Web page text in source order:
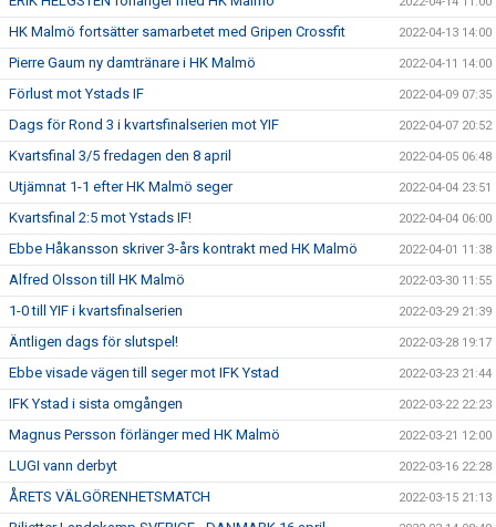
HK Malmö fortsätter samarbetet med Gripen Crossfit 2022-04-13 14:00
Pierre Gaum ny damtränare i HK Malmö 2022-04-11 14:00
Förlust mot Ystads IF 2022-04-09 07:35
Dags för Rond 3 i kvartsfinalserien mot YIF 2022-04-07 20:52
Kvartsfinal 3/5 fredagen den 8 april 2022-04-05 06:48
Utjämnat 1-1 efter HK Malmö seger 2022-04-04 23:51
Kvartsfinal 2:5 mot Ystads IF! 2022-04-04 06:00
Ebbe Håkansson skriver 3-års kontrakt med HK Malmö 2022-04-01 11:38
Alfred Olsson till HK Malmö 2022-03-30 11:55
1-0 till YIF i kvartsfinalserien 2022-03-29 21:39
Äntligen dags för slutspel! 2022-03-28 19:17
Ebbe visade vägen till seger mot IFK Ystad 2022-03-23 21:44
IFK Ystad i sista omgången 2022-03-22 22:23
Magnus Persson förlänger med HK Malmö 2022-03-21 12:00
LUGI vann derbyt 2022-03-16 22:28
ÅRETS VÄLGÖRENHETSMATCH 2022-03-15 21:13